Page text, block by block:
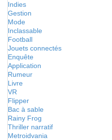
Indies
Gestion
Mode
Inclassable
Football
Jouets connectés
Enquête
Application
Rumeur
Livre
VR
Flipper
Bac à sable
Rainy Frog
Thriller narratif
Metroidvania